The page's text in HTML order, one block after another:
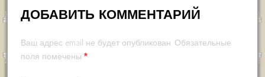
ДОБАВИТЬ КОММЕНТАРИЙ
Ваш адрес email не будет опубликован. Обязательные
поля помечены *